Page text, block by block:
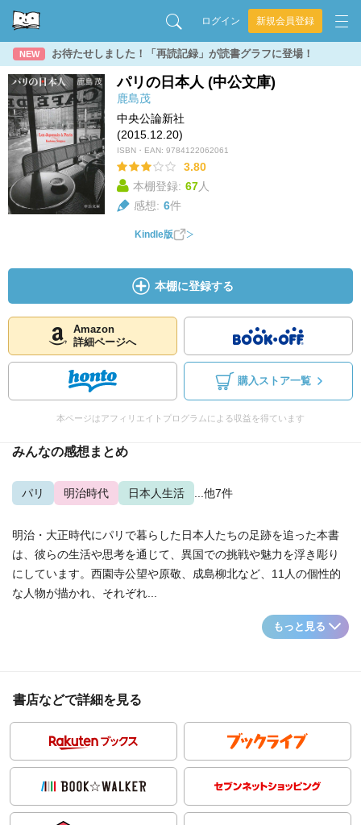
ログイン 新規会員登録
NEW お待たせしました！「再読記録」が読書グラフに登場！
パリの日本人 (中公文庫)
鹿島茂
中央公論新社
(2015.12.20)
ISBN・EAN: 9784122062061
3.80
本棚登録: 67人
感想: 6件
Kindle版
本棚に登録する
Amazon
詳細ページへ
購入ストア一覧
本ページはアフィリエイトプログラムによる収益を得ています
みんなの感想まとめ
パリ 明治時代 日本人生活 ...他7件
明治・大正時代にパリで暮らした日本人たちの足跡を追った本書
は、彼らの生活や思考を通じて、異国での挑戦や魅力を浮き彫り
にしています。西園寺公望や原敬、成島柳北など、11人の個性的
な人物が描かれ、それぞれ...
もっと見る
書店などで詳細を見る